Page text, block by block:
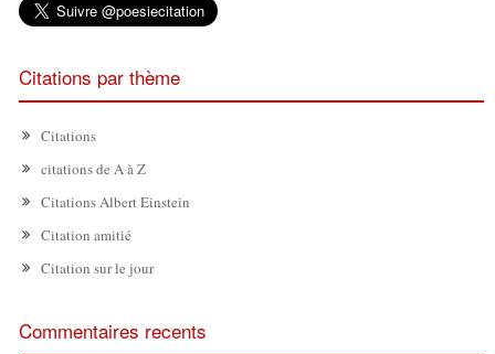
Citations par thème
Citations
citations de A à Z
Citations Albert Einstein
Citation amitié
Citation sur le jour
Commentaires recents